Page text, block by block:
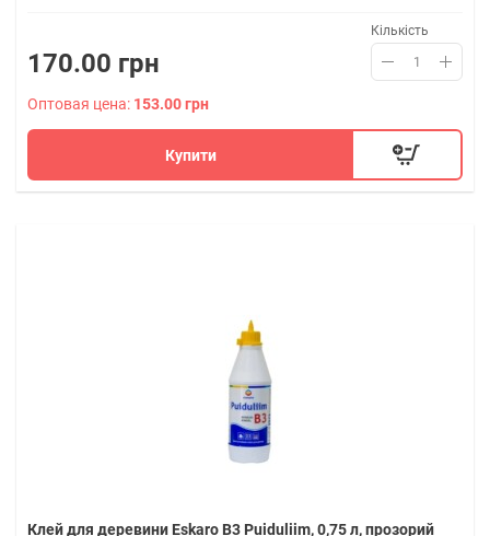
170.00 грн
Кількість
Оптовая цена: 153.00 грн
Купити
Клей для деревини Eskaro B3 Puiduliim, 0,75 л, прозорий